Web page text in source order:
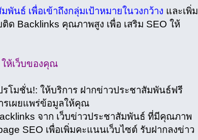
นธ์ เพื่อเข้าถึงกลุ่มเป้าหมายในวงกว้าง และเพิ่ม
ด Backlinks คุณภาพสูง เพื่อ เสริม SEO ให้
ให้เว็บของคุณ
รโมชั่น!: ให้บริการ ฝากข่าวประชาสัมพันธ์ฟรี
รเผยแพร่ข้อมูลให้คุณ
จาก เว็บข่าวประชาสัมพันธ์ ที่มีคุณภาพ
SEO เพื่อเพิ่มคะแนนเว็บไซต์ รับฝากลงข่าว